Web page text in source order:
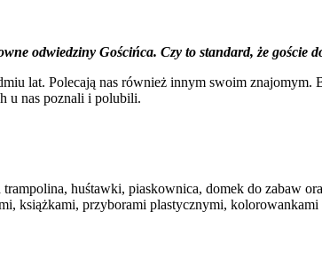
odwiedziny Gościńca. Czy to standard, że goście
lat. Polecają nas również innym swoim
u nas poznali i polubili.
huśtawki, piaskownica, domek do zabaw
książkami, przyborami plastycznymi,